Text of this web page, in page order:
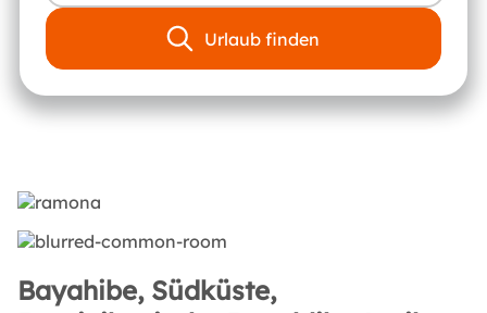
Urlaub finden
Bayahibe, Südküste,